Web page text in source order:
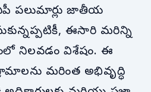
పలుమార్లు జాతీయ
ఈసారి మరిన్ని
నిలవడం విశేషం. ఈ
గ్రామాలను మరింత అభివృద్ధి